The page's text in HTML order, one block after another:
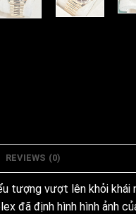
REVIEWS (0)
tượng vượt lên khỏi khái
đã định hình hình ảnh